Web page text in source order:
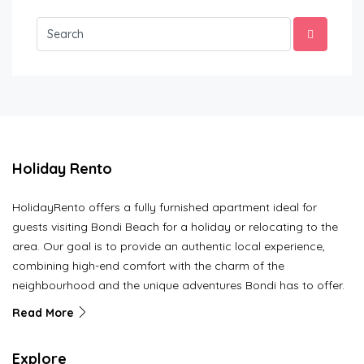
Holiday Rento
HolidayRento offers a fully furnished apartment ideal for
guests visiting Bondi Beach for a holiday or relocating to the
area. Our goal is to provide an authentic local experience,
combining high-end comfort with the charm of the
neighbourhood and the unique adventures Bondi has to offer.
Read More
Explore